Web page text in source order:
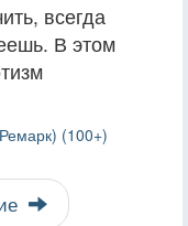
всегда
В этом
(100+)